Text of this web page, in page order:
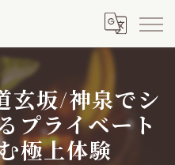
玄坂/神泉でシ
プライベート
極上体験